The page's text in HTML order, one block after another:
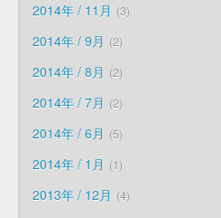
2014年 / 11月 3
2014年 / 9月 2
2014年 / 8月 2
2014年 / 7月 2
2014年 / 6月 5
2014年 / 1月 1
2013年 / 12月 4